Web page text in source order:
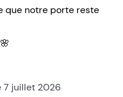
que notre porte reste
7 juillet 2026